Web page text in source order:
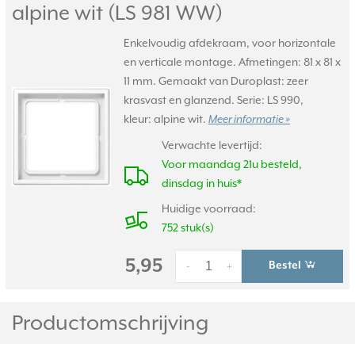
alpine wit (LS 981 WW)
Enkelvoudig afdekraam, voor horizontale
en verticale montage. Afmetingen: 81 x 81 x
11 mm. Gemaakt van Duroplast: zeer
krasvast en glanzend. Serie: LS 990,
kleur: alpine wit. Meer informatie »
Verwachte levertijd:
Voor maandag 21u besteld,
dinsdag in huis*
Huidige voorraad:
752 stuk(s)
5,95 +
- Bestel
Productomschrijving